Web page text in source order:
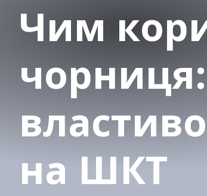
Чим
чорниця:
на ШКТ